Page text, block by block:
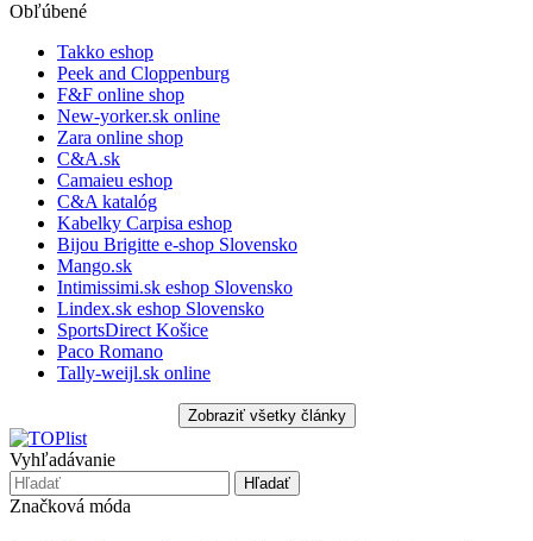
Obľúbené
Takko eshop
Peek and Cloppenburg
F&F online shop
New-yorker.sk online
Zara online shop
C&A.sk
Camaieu eshop
C&A katalóg
Kabelky Carpisa eshop
Bijou Brigitte e-shop Slovensko
Mango.sk
Intimissimi.sk eshop Slovensko
Lindex.sk eshop Slovensko
SportsDirect Košice
Paco Romano
Tally-weijl.sk online
Vyhľadávanie
Značková móda